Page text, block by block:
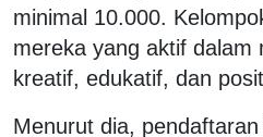
minimal 10.000.
mereka yang aktif dalam
kreatif, edukatif, dan
Menurut dia,